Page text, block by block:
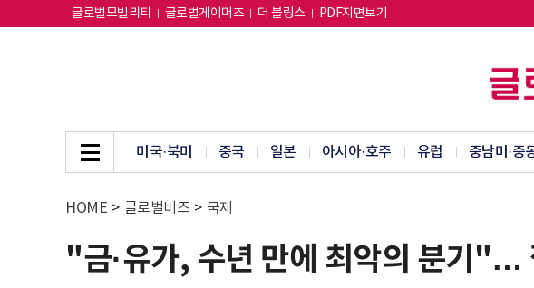
글로벌모빌리티 글로벌게이머즈 더 블링스 PDF지면보기
미국·북미 중국 일본 아시아·호주 유럽 중남미·중
HOME > 글로벌비즈 > 국제
"금·유가, 수년 만에 최악의 분기"…